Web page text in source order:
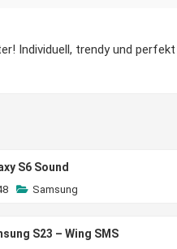
Individuell, trendy und
S6 Sound
Samsung
S23 – Wing SMS